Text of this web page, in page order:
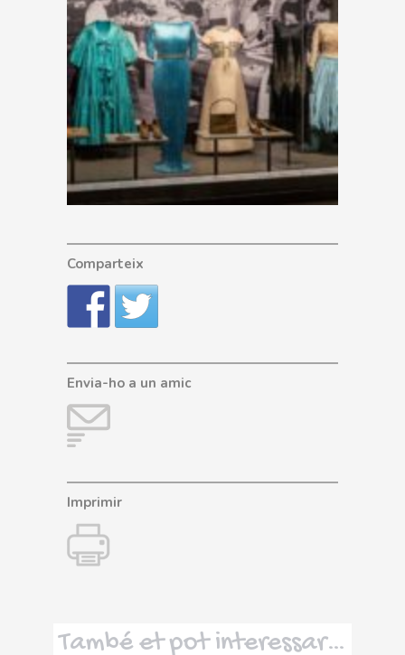
Comparteix
Envia-ho a un amic
Imprimir
També et pot interessar…